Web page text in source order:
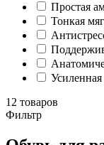
Простая
Тонкая
12 товаров
Фильтр